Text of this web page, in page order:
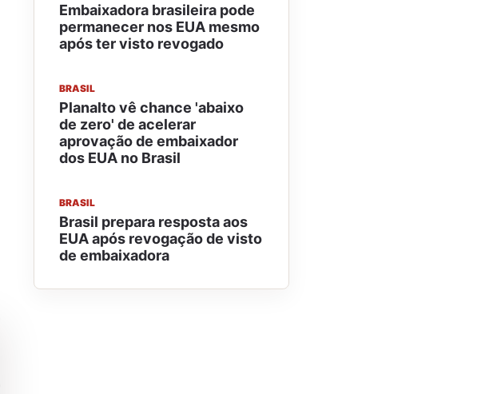
Embaixadora brasileira pode
permanecer nos EUA mesmo
após ter visto revogado
BRASIL
Planalto vê chance 'abaixo
de zero' de acelerar
aprovação de embaixador
dos EUA no Brasil
BRASIL
Brasil prepara resposta aos
EUA após revogação de visto
de embaixadora